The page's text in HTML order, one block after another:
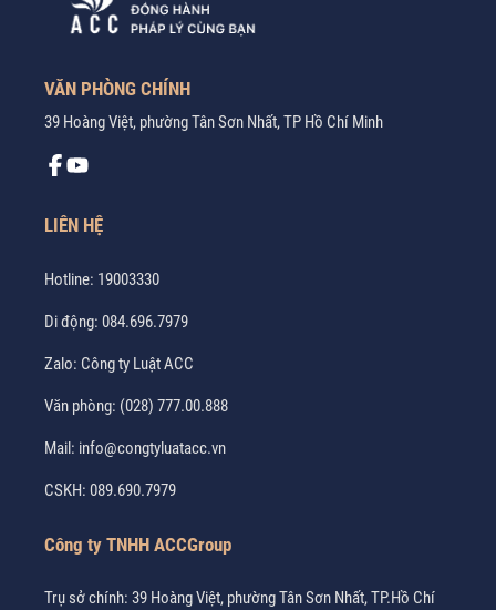
VĂN PHÒNG CHÍNH
39 Hoàng Việt, phường Tân Sơn Nhất, TP Hồ Chí Minh
LIÊN HỆ
Hotline: 19003330
Di động: 084.696.7979
Zalo: Công ty Luật ACC
Văn phòng: (028) 777.00.888
Mail: info@congtyluatacc.vn
CSKH: 089.690.7979
Công ty TNHH ACCGroup
Trụ sở chính: 39 Hoàng Việt, phường Tân Sơn Nhất, TP.Hồ Chí